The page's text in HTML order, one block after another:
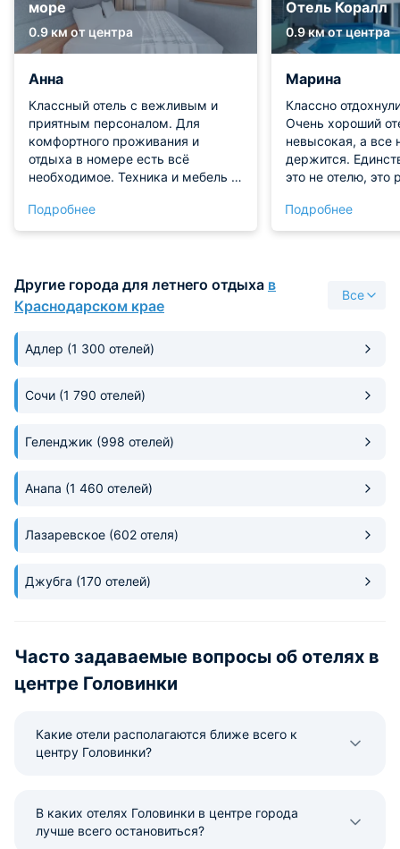
море
0.9 км от центра
Анна
Классный отель с вежливым и
приятным персоналом. Для
комфортного проживания и
отдыха в номере есть всё
необходимое. Техника и мебель в
Обслуживание хорошее. Никаких
минусов мы не заметили!
Подробнее
Отель Коралл
0.9 км от центра
Марина
Классно
Очень хороший
невысокая, а все
держится.
это не отелю, это
Но все
похвал. И
Подробнее
Другие города для летнего отдыха в
Краснодарском крае
Все
Адлер (1 300 отелей)
Сочи (1 790 отелей)
Геленджик (998 отелей)
Анапа (1 460 отелей)
Лазаревское (602 отеля)
Джубга (170 отелей)
Часто задаваемые вопросы об отелях в
центре Головинки
Какие отели располагаются ближе всего к
центру Головинки?
В каких отелях Головинки в центре города
лучше всего остановиться?